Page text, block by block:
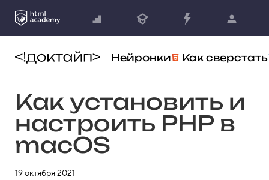
Нейронки Как сверстать
Как установить и
настроить PHP в
macOS
19 октября 2021